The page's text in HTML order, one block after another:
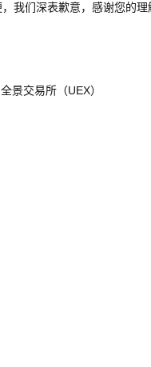
我们深表歉意，感谢您的
景交易所（UEX）